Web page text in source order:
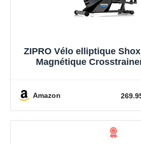
ZIPRO Vélo elliptique
Magnétique
Amazon